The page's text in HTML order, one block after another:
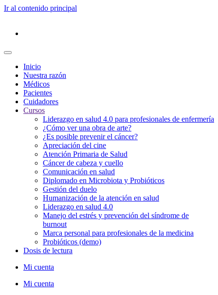
Ir al contenido principal
Inicio
Nuestra razón
Médicos
Pacientes
Cuidadores
Cursos
Liderazgo en salud 4.0 para profesionales de enfermería
¿Cómo ver una obra de arte?
¿Es posible prevenir el cáncer?
Apreciación del cine
Atención Primaria de Salud
Cáncer de cabeza y cuello
Comunicación en salud
Diplomado en Microbiota y Probióticos
Gestión del duelo
Humanización de la atención en salud
Liderazgo en salud 4.0
Manejo del estrés y prevención del síndrome de
burnout
Marca personal para profesionales de la medicina
Probióticos (demo)
Dosis de lectura
Mi cuenta
Mi cuenta